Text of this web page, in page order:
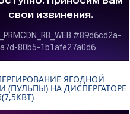
ЯГОДНОЙ
(ПУЛЬПЫ) НА ДИСПЕРГАТОРЕ